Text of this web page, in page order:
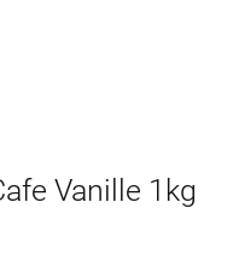
Vanille 1kg